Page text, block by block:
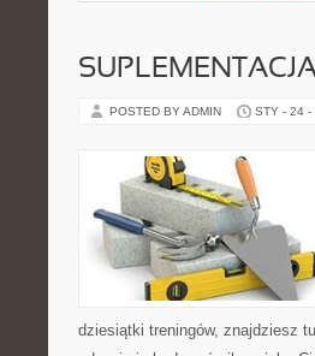
POSTED BY ADMIN STY - 24 -
dziesiątki treningów, znajdziesz